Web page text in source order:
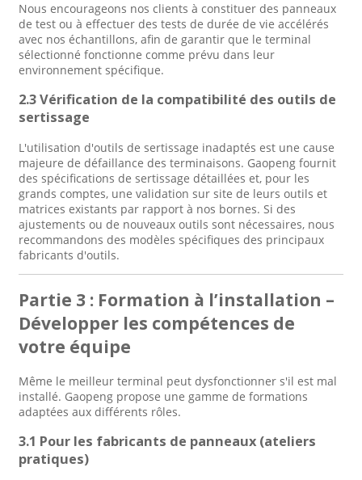
Nous encourageons nos clients à constituer des panneaux
de test ou à effectuer des tests de durée de vie accélérés
avec nos échantillons, afin de garantir que le terminal
sélectionné fonctionne comme prévu dans leur
environnement spécifique.
2.3 Vérification de la compatibilité des outils de
sertissage
L'utilisation d'outils de sertissage inadaptés est une cause
majeure de défaillance des terminaisons. Gaopeng fournit
des spécifications de sertissage détaillées et, pour les
grands comptes, une validation sur site de leurs outils et
matrices existants par rapport à nos bornes. Si des
ajustements ou de nouveaux outils sont nécessaires, nous
recommandons des modèles spécifiques des principaux
fabricants d'outils.
Partie 3 : Formation à l’installation –
Développer les compétences de
votre équipe
Même le meilleur terminal peut dysfonctionner s'il est mal
installé. Gaopeng propose une gamme de formations
adaptées aux différents rôles.
3.1 Pour les fabricants de panneaux (ateliers
pratiques)